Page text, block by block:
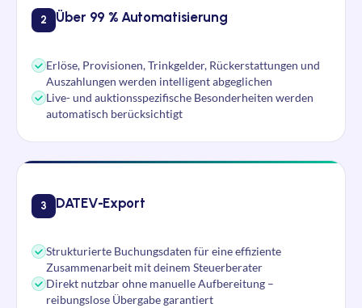
2 Über 99 % Automatisierung
Erlöse, Provisionen, Trinkgelder, Rückerstattungen und
Auszahlungen werden intelligent abgeglichen
Live- und auktionsspezifische Besonderheiten werden
automatisch berücksichtigt
3 DATEV-Export
Strukturierte Buchungsdaten für eine effiziente
Zusammenarbeit mit deinem Steuerberater
Direkt nutzbar ohne manuelle Aufbereitung –
reibungslose Übergabe garantiert